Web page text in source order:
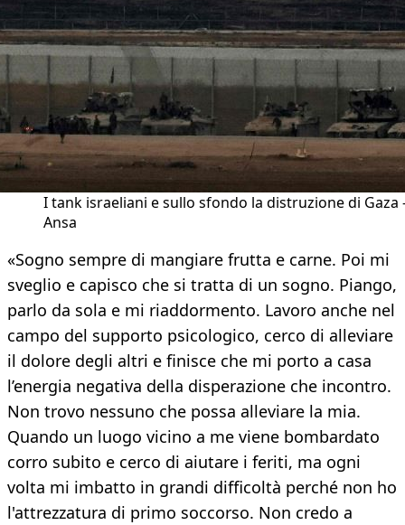
I tank israeliani e sullo sfondo la distruzione di Gaza
Ansa
«Sogno sempre di mangiare frutta e carne. Poi mi
sveglio e capisco che si tratta di un sogno. Piango,
parlo da sola e mi riaddormento. Lavoro anche nel
campo del supporto psicologico, cerco di alleviare
il dolore degli altri e finisce che mi porto a casa
l’energia negativa della disperazione che incontro.
Non trovo nessuno che possa alleviare la mia.
Quando un luogo vicino a me viene bombardato
corro subito e cerco di aiutare i feriti, ma ogni
volta mi imbatto in grandi difficoltà perché non ho
l'attrezzatura di primo soccorso. Non credo a